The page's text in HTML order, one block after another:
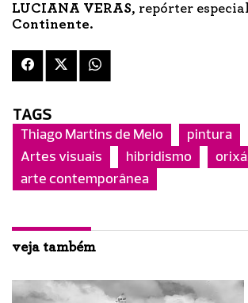
LUCIANA VERAS, repórter
Continente.
TAGS
Thiago Martins de Melo
pintura
Artes visuais
hibridismo
arte contemporânea
veja também